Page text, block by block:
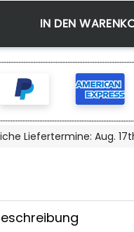
Pokmon-Eevee-
IN DEN
Liefertermine: Aug.